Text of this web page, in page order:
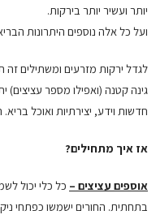
יותר ועשיר יותר בירקות.
ועל כל אלה נוספים היתרונות
לגדל ירקות מזרעים ומשתילים זה
גינה קטנה (ואפילו מספר עציצים)
חדשות וידע, יצירתיות ואוכל בריא.
אז איך מתחילים?
אוספים עציצים – כל כלי יכול
בתחתית. החורים ישמשו כפתחי